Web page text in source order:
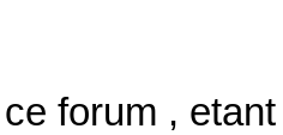
forum ,